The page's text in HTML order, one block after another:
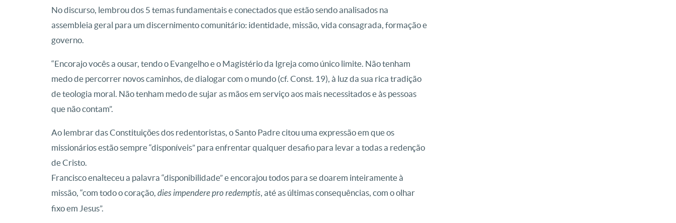
No discurso, lembrou dos 5 temas fundamentais e conectados que estão sendo analisados na
assembleia geral para um discernimento comunitário: identidade, missão, vida consagrada, formação e
governo.
“Encorajo vocês a ousar, tendo o Evangelho e o Magistério da Igreja como único limite. Não tenham
medo de percorrer novos caminhos, de dialogar com o mundo (cf. Const. 19), à luz da sua rica tradição
de teologia moral. Não tenham medo de sujar as mãos em serviço aos mais necessitados e às pessoas
que não contam”.
Ao lembrar das Constituições dos redentoristas, o Santo Padre citou uma expressão em que os
missionários estão sempre “disponíveis” para enfrentar qualquer desafio para levar a todas a redenção
de Cristo.
Francisco enalteceu a palavra “disponibilidade” e encorajou todos para se doarem inteiramente à
missão, “com todo o coração, dies impendere pro redemptis, até as últimas consequências, com o olhar
fixo em Jesus”.